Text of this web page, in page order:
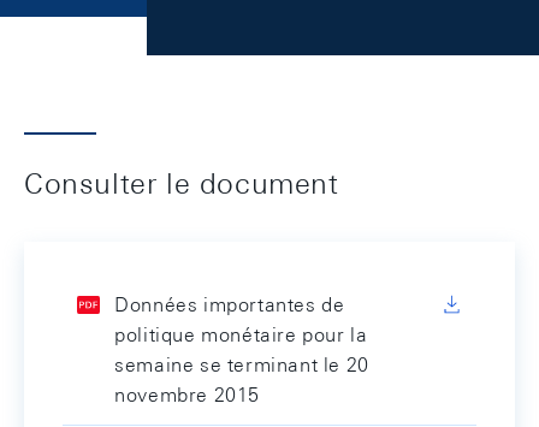
Consulter le document
Données importantes de
politique monétaire pour la
semaine se terminant le 20
novembre 2015